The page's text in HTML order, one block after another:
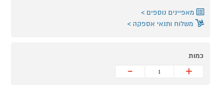
מאפיינים נוספים
משלוח ותנאי אספקה
כמות
+
-